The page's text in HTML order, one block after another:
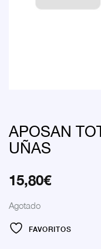
APOSAN
UÑAS
15,80€
Agotado
FAVORITOS